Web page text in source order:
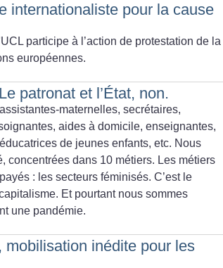
internationaliste pour la cause
participe à l’action de protestation de la
européennes.
patronat et l’État, non.
maternelles, secrétaires,
aides à domicile, enseignantes,
de jeunes enfants, etc. Nous
concentrées dans 10 métiers. Les métiers
: les secteurs féminisés. C’est le
Et pourtant nous sommes
une pandémie.
inédite pour les